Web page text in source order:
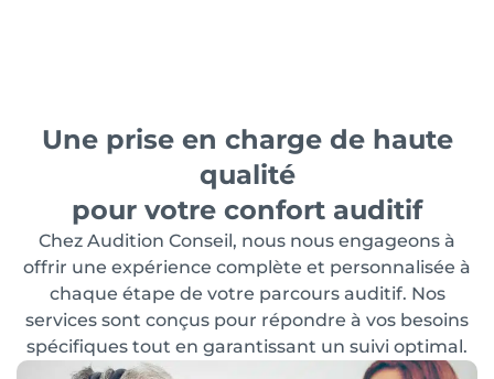
Une prise en charge de haute
qualité
pour votre confort auditif
Chez Audition Conseil, nous nous engageons à
offrir une expérience complète et personnalisée à
chaque étape de votre parcours auditif. Nos
services sont conçus pour répondre à vos besoins
spécifiques tout en garantissant un suivi optimal.